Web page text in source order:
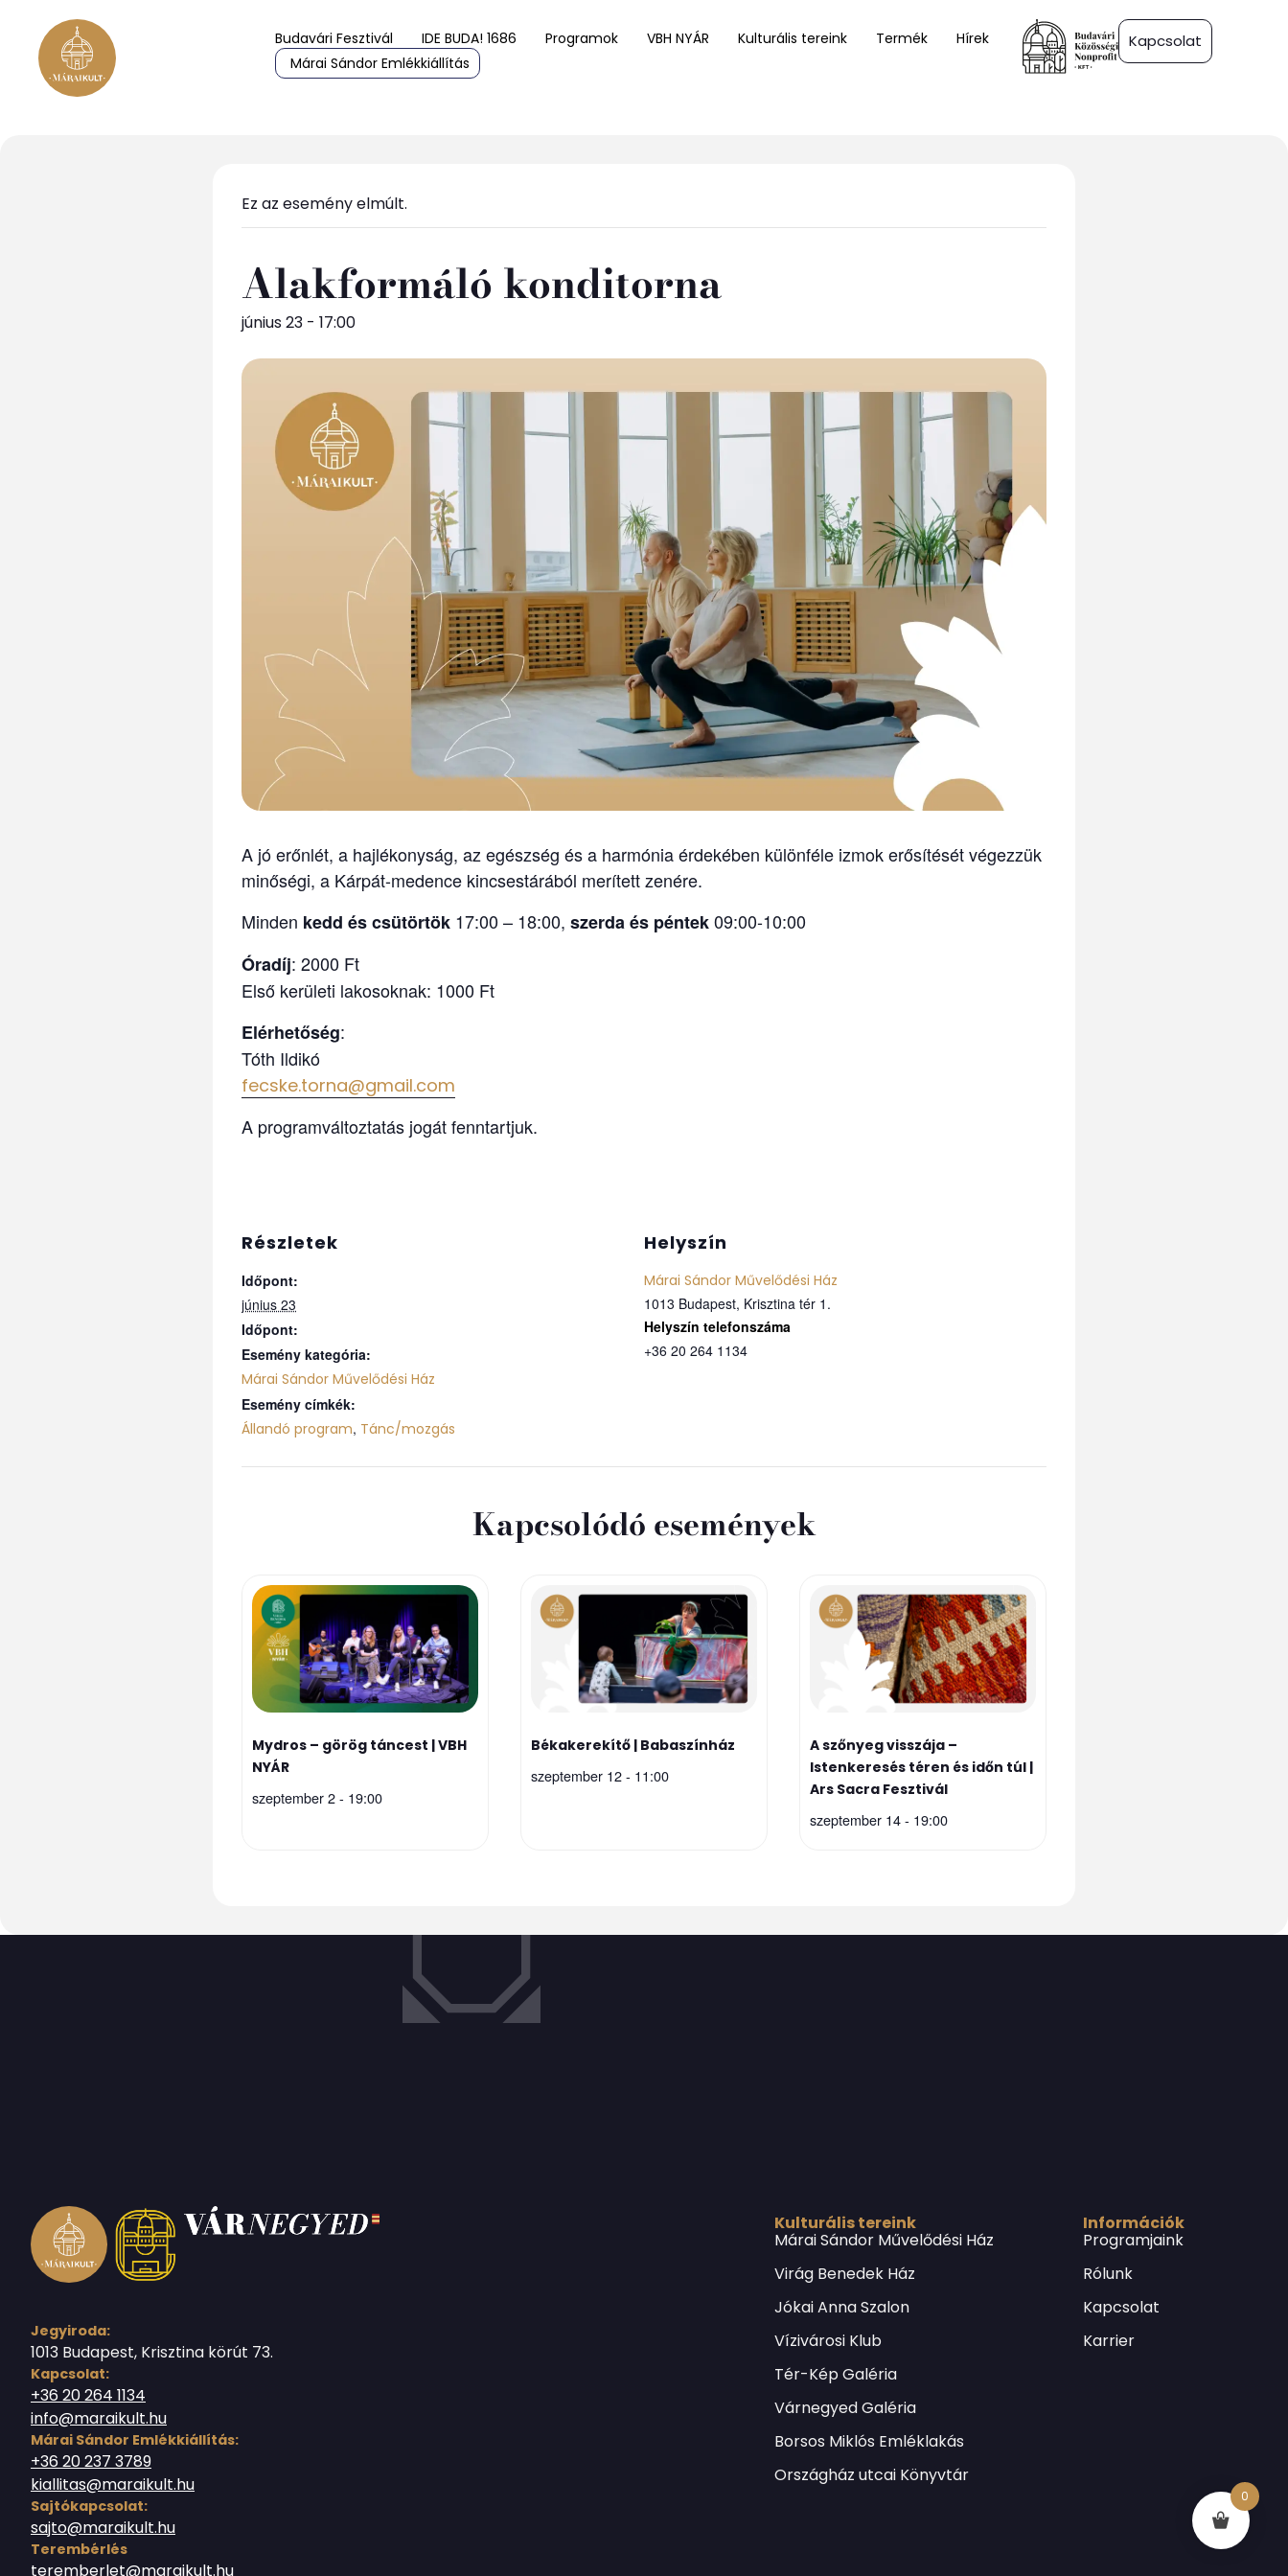
Budavári Fesztivál IDE BUDA! 1686 Programok VBH NYÁR Kulturális tereink Termék
Hírek
Márai Sándor Emlékkiállítás
Kapcsolat
Ez az esemény elmúlt.
Alakformáló konditorna
június 23 - 17:00
A jó erőnlét, a hajlékonyság, az egészség és a harmónia érdekében különféle izmok erősítését végezzük
minőségi, a Kárpát-medence kincsestárából merített zenére.
Minden kedd és csütörtök 17:00 – 18:00, szerda és péntek09:00-10:00
Óradíj: 2000 Ft
Első kerületi lakosoknak: 1000 Ft
Elérhetőség:
Tóth Ildikó
fecske.torna@gmail.com
A programváltoztatás jogát fenntartjuk.
Részletek
Időpont:
június 23
Időpont:
Esemény kategória:
Márai Sándor Művelődési Ház
Esemény címkék:
Állandó program, Tánc/mozgás
Helyszín
Márai Sándor Művelődési Ház
1013 Budapest, Krisztina tér 1.
+36 20 264 1134
Kapcsolódó események
Mydros – görög táncest | VBH
NYÁR
szeptember 2 - 19:00
Békakerekítő | Babaszínház
szeptember 12 - 11:00
A szőnyeg visszája –
Istenkeresés téren és időn túl |
Ars Sacra Fesztivál
szeptember 14 - 19:00
Jegyiroda:
1013 Budapest, Krisztina körút 73.
Kapcsolat:
+36 20 264 1134
info@maraikult.hu
Márai Sándor Emlékkiállítás:
+36 20 237 3789
kiallitas@maraikult.hu
Sajtókapcsolat:
sajto@maraikult.hu
Terembérlés
teremberlet@maraikult.hu
Kulturális tereink
Márai Sándor Művelődési Ház
Virág Benedek Ház
Jókai Anna Szalon
Vízivárosi Klub
Tér-Kép Galéria
Várnegyed Galéria
Borsos Miklós Emléklakás
Országház utcai Könyvtár
Információk
Programjaink
Rólunk
Kapcsolat
Karrier
0